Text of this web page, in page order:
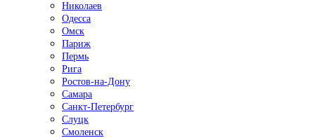
Николаев
Одесса
Омск
Париж
Пермь
Рига
Ростов-на-Дону
Самара
Санкт-Петербург
Слуцк
Смоленск